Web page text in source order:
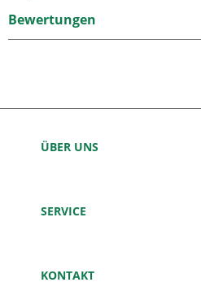
Bewertungen
ÜBER UNS
SERVICE
KONTAKT